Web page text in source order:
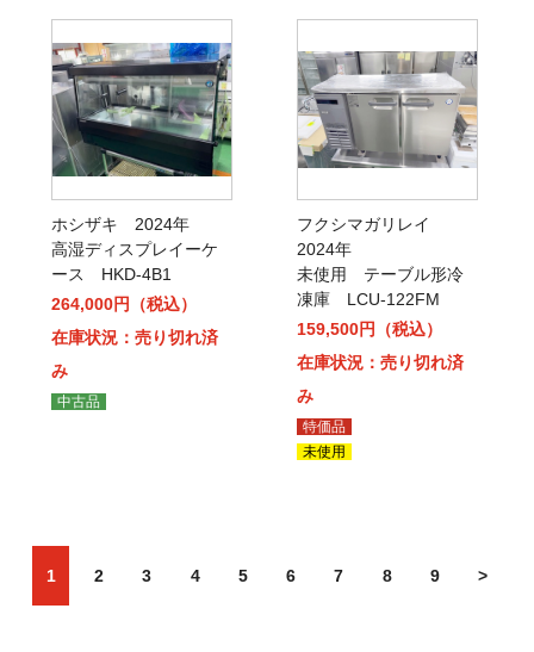
ホシザキ 2024年
高湿ディスプレイーケ
ース HKD-4B1
264,000円（税込）
在庫状況：売り切れ済
み
中古品
フクシマガリレイ
2024年
未使用 テーブル形冷
凍庫 LCU-122FM
159,500円（税込）
在庫状況：売り切れ済
み
特価品
未使用
1 2 3 4 5 6 7 8 9 >